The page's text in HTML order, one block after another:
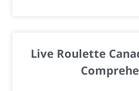
Live Roulette